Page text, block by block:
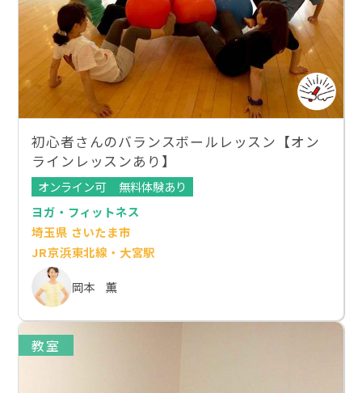
初心者さんのバランスボールレッスン【オン
ラインレッスンあり】
オンライン可
無料体験あり
ヨガ・フィットネス
埼玉県 さいたま市
JR京浜東北線・大宮駅
岡本 薫
教室